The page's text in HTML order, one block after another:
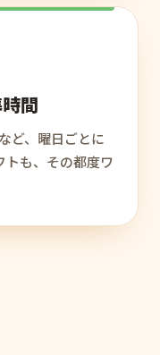
間
ど、曜日ごとに
トも、その都度ワ